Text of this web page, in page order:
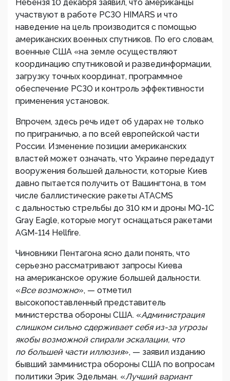
Небензя 10 декабря заявил, что американцы
участвуют в работе РСЗО HIMARS и что
наведение на цель производится с помощью
американских военных спутников. По его словам,
военные США «на земле осуществляют
координацию спутниковой и развединформации,
загрузку точных координат, программное
обеспечение РСЗО и контроль эффективности
применения установок.
Впрочем, здесь речь идет об ударах не только
по приграничью, а по всей европейской части
России. Изменение позиции американских
властей может означать, что Украине передадут
вооружения большей дальности, которые Киев
давно пытается получить от Вашингтона, в том
числе баллистические ракеты ATACMS
с дальностью стрельбы до 310 км и дроны MQ-1C
Gray Eagle, которые могут оснащаться ракетами
AGM-114 Hellfire.
Чиновники Пентагона ясно дали понять, что
серьезно рассматривают запросы Киева
на американское оружие большей дальности.
«Все возможно», — отметил
высокопоставленный представитель
министерства обороны США. «Администрация
слишком сильно сдерживает себя из-за угрозы
якобы возможной спирали эскалации, что
по большей части иллюзия», — заявил изданию
бывший замминистра обороны США по вопросам
политики Эрик Эдельман. «Лучший вариант